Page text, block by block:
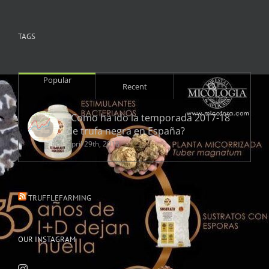
TAGS
Popular
Recent Comments
¿Como ha ido la temporada 2017-18
de trufa negra en España?
April 29th, 2018
TRUFFLEFARMING
OUR INSTAGRAM